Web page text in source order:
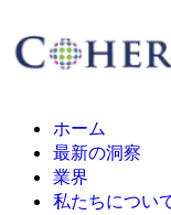
ホーム
最新の洞察
業界
私たちについ